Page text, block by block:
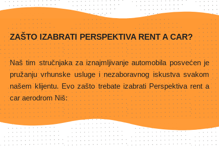
ZAŠTO IZABRATI PERSPEKTIVA RENT A CAR?
Naš tim stručnjaka za iznajmljivanje automobila posvećen je
pružanju vrhunske usluge i nezaboravnog iskustva svakom
našem klijentu. Evo zašto trebate izabrati Perspektiva rent a
car aerodrom Niš: